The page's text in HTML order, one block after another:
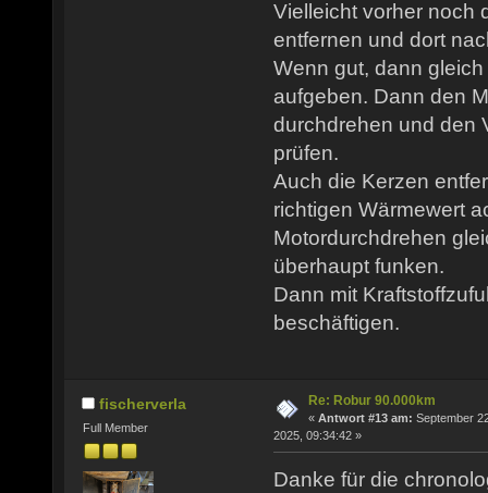
Vielleicht vorher noch
entfernen und dort
Wenn gut, dann
aufgeben. Dann den
durchdrehen und den
prüfen.
Auch die Kerzen
richtigen Wärmewert
Motordurchdrehen
überhaupt funken.
Dann mit
beschäftigen.
fischerverla
Full Member
Re: Robur 90.000km
« Antwort #13 am: September
2025, 09:34:42 »
Danke für die